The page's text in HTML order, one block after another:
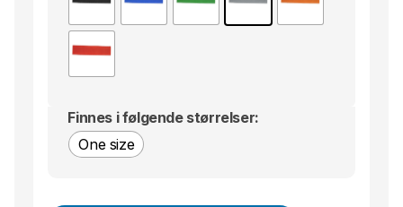
Finnes i følgende størrelser:
One size